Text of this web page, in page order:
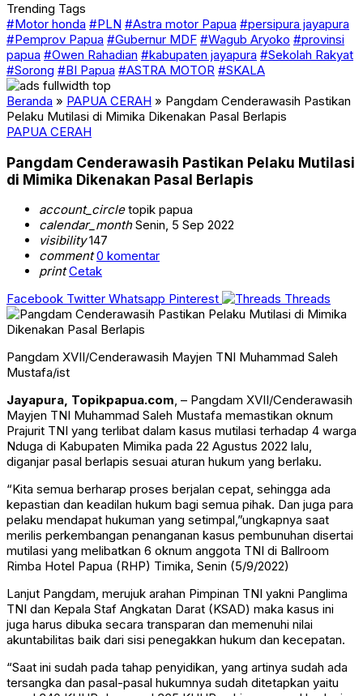
Trending Tags
#Motor honda #PLN #Astra motor Papua #persipura jayapura
#Pemprov Papua #Gubernur MDF #Wagub Aryoko #provinsi
papua #Owen Rahadian #kabupaten jayapura #Sekolah Rakyat
#Sorong #BI Papua #ASTRA MOTOR #SKALA
Beranda » PAPUA CERAH » Pangdam Cenderawasih Pastikan
Pelaku Mutilasi di Mimika Dikenakan Pasal Berlapis
PAPUA CERAH
Pangdam Cenderawasih Pastikan Pelaku Mutilasi
di Mimika Dikenakan Pasal Berlapis
account_circletopik papua
calendar_monthSenin, 5 Sep 2022
visibility147
comment 0 komentar
print Cetak
Facebook Twitter Whatsapp Pinterest Threads
Pangdam XVII/Cenderawasih Mayjen TNI Muhammad Saleh
Mustafa/ist
Jayapura, Topikpapua.com, – Pangdam XVII/Cenderawasih
Mayjen TNI Muhammad Saleh Mustafa memastikan oknum
Prajurit TNI yang terlibat dalam kasus mutilasi terhadap 4 warga
Nduga di Kabupaten Mimika pada 22 Agustus 2022 lalu,
diganjar pasal berlapis sesuai aturan hukum yang berlaku.
“Kita semua berharap proses berjalan cepat, sehingga ada
kepastian dan keadilan hukum bagi semua pihak. Dan juga para
pelaku mendapat hukuman yang setimpal,”ungkapnya saat
merilis perkembangan penanganan kasus pembunuhan disertai
mutilasi yang melibatkan 6 oknum anggota TNI di Ballroom
Rimba Hotel Papua (RHP) Timika, Senin (5/9/2022)
Lanjut Pangdam, merujuk arahan Pimpinan TNI yakni Panglima
TNI dan Kepala Staf Angkatan Darat (KSAD) maka kasus ini
juga harus dibuka secara transparan dan memenuhi nilai
akuntabilitas baik dari sisi penegakkan hukum dan kecepatan.
“Saat ini sudah pada tahap penyidikan, yang artinya sudah ada
tersangka dan pasal-pasal hukumnya sudah ditetapkan yaitu